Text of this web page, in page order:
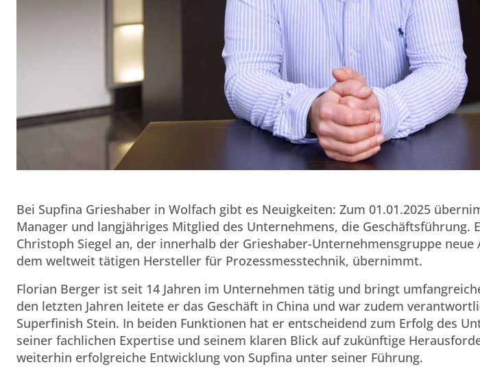
Bei Supfina Grieshaber in Wolfach gibt es Neuigkeiten: Zum 01.01.2025
Manager und langjähriges Mitglied des Unternehmens, die Geschäftsführung.
Christoph Siegel an, der innerhalb der Grieshaber-Unternehmensgruppe neue
dem weltweit tätigen Hersteller für Prozessmesstechnik, übernimmt.
Florian Berger ist seit 14 Jahren im Unternehmen tätig und bringt
den letzten Jahren leitete er das Geschäft in China und war zudem
Superfinish Stein. In beiden Funktionen hat er entscheidend zum Erfolg des
seiner fachlichen Expertise und seinem klaren Blick auf zukünftige
weiterhin erfolgreiche Entwicklung von Supfina unter seiner Führung.